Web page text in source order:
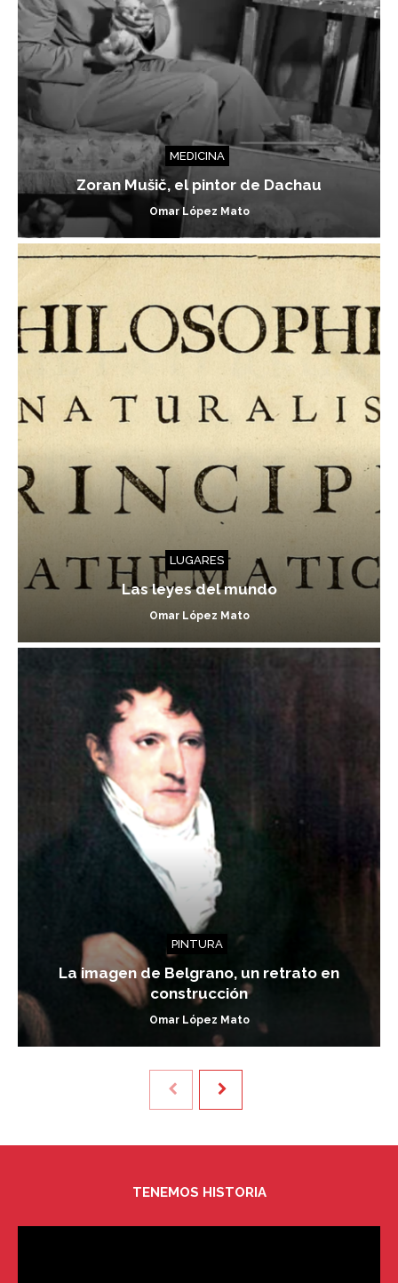
MEDICINA
Zoran Mušič, el pintor de Dachau
Omar López Mato
LUGARES
Las leyes del mundo
Omar López Mato
PINTURA
La imagen de Belgrano, un retrato en
construcción
Omar López Mato
TENEMOS HISTORIA